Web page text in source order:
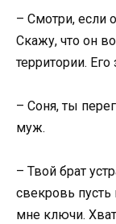
– Смотри, если
Скажу, что он
территории. Его
– Соня, ты
муж.
– Твой брат
свекровь
мне ключи.